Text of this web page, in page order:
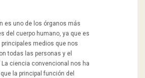
es uno de los órganos más
del cuerpo humano, ya que es
principales medios que nos
todas las personas y el
La ciencia convencional nos ha
la principal función del